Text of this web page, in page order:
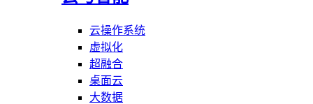
云操作系统
虚拟化
超融合
桌面云
大数据